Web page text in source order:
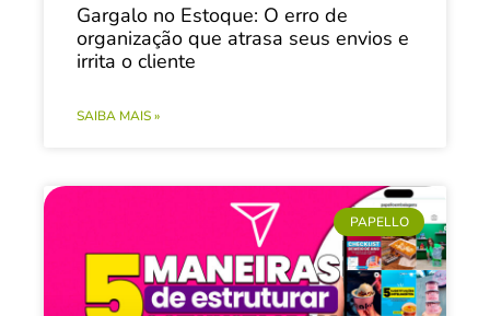
Gargalo no Estoque: O erro de
organização que atrasa seus envios e
irrita o cliente
SAIBA MAIS »
PAPELLO